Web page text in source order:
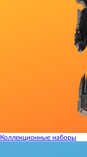
Коллекционные наборы